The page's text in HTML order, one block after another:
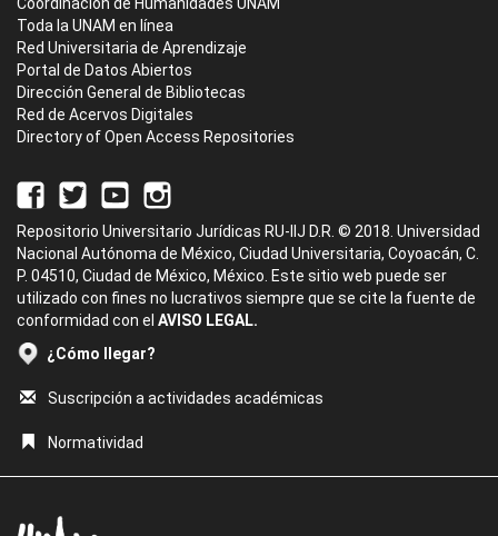
Toda la UNAM en línea
Red Universitaria de Aprendizaje
Portal de Datos Abiertos
Dirección General de Bibliotecas
Red de Acervos Digitales
Directory of Open Access Repositories
Repositorio Universitario Jurídicas RU-IIJ D.R. © 2018. Universidad
Nacional Autónoma de México, Ciudad Universitaria, Coyoacán, C.
P. 04510, Ciudad de México, México. Este sitio web puede ser
utilizado con fines no lucrativos siempre que se cite la fuente de
conformidad con el AVISO LEGAL.
¿Cómo llegar?
Suscripción a actividades académicas
Normatividad